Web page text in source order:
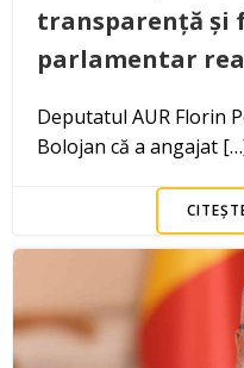
transparență și
parlamentar
Deputatul AUR Florin
Bolojan că a angajat